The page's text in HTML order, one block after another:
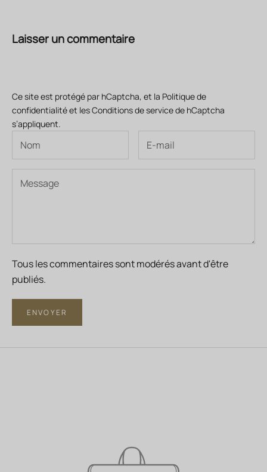
Laisser un commentaire
Ce site est protégé par hCaptcha, et la Politique de
confidentialitéet lesConditions de servicede hCaptcha
s’appliquent.
Tous les commentaires sont modérés avant d'être
publiés.
ENVOYER